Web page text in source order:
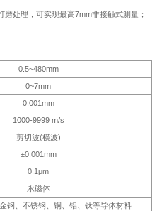
处理，可实现最高7mm非接触式测量；
0.5~480mm
0~7mm
0.001mm
1000-9999 m/s
剪切波(横波)
±0.001mm
0.1μm
永磁体
钢、不锈钢、铜、铝、钛等导体材料